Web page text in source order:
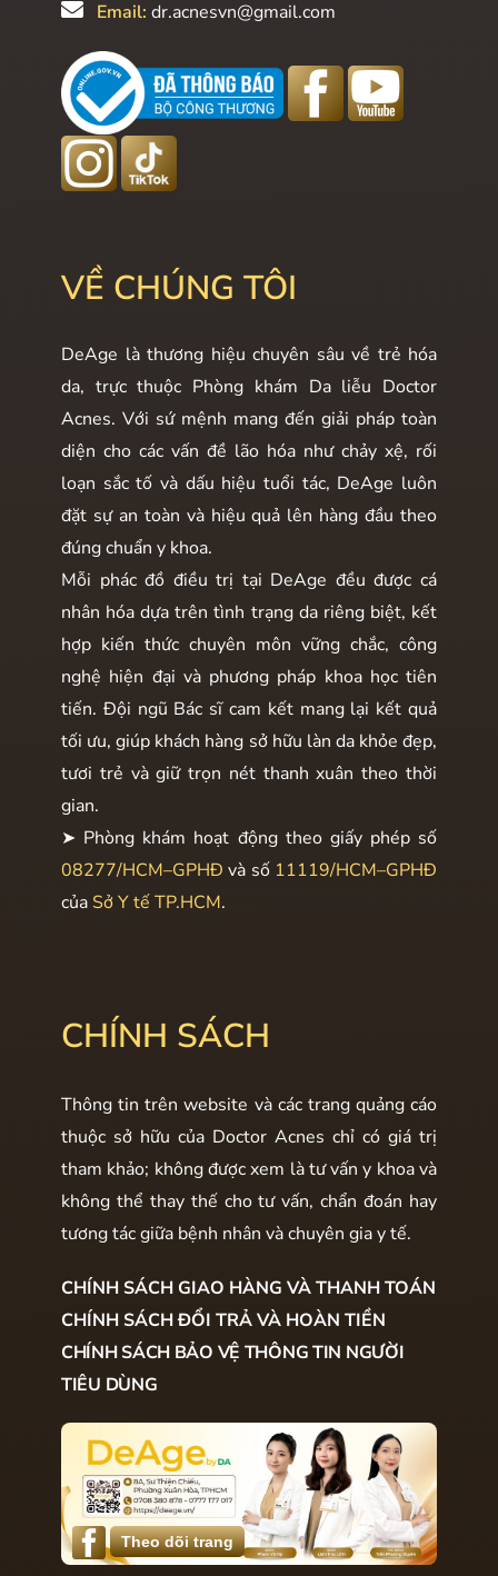
Email: dr.acnesvn@gmail.com
VỀ CHÚNG TÔI
DeAge là thương hiệu chuyên sâu về trẻ hóa
da, trực thuộc Phòng khám Da liễu Doctor
Acnes. Với sứ mệnh mang đến giải pháp toàn
diện cho các vấn đề lão hóa như chảy xệ, rối
loạn sắc tố và dấu hiệu tuổi tác, DeAge luôn
đặt sự an toàn và hiệu quả lên hàng đầu theo
đúng chuẩn y khoa.
Mỗi phác đồ điều trị tại DeAge đều được cá
nhân hóa dựa trên tình trạng da riêng biệt, kết
hợp kiến thức chuyên môn vững chắc, công
nghệ hiện đại và phương pháp khoa học tiên
tiến. Đội ngũ Bác sĩ cam kết mang lại kết quả
tối ưu, giúp khách hàng sở hữu làn da khỏe đẹp,
tươi trẻ và giữ trọn nét thanh xuân theo thời
gian.
➤ Phòng khám hoạt động theo giấy phép số
08277/HCM–GPHĐ và số 11119/HCM–GPHĐ
của Sở Y tế TP.HCM.
CHÍNH SÁCH
Thông tin trên website và các trang quảng cáo
thuộc sở hữu của Doctor Acnes chỉ có giá trị
tham khảo; không được xem là tư vấn y khoa và
không thể thay thế cho tư vấn, chẩn đoán hay
tương tác giữa bệnh nhân và chuyên gia y tế.
CHÍNH SÁCH GIAO HÀNG VÀ THANH TOÁN
CHÍNH SÁCH ĐỔI TRẢ VÀ HOÀN TIỀN
CHÍNH SÁCH BẢO VỆ THÔNG TIN NGƯỜI
TIÊU DÙNG
Theo dõi trang